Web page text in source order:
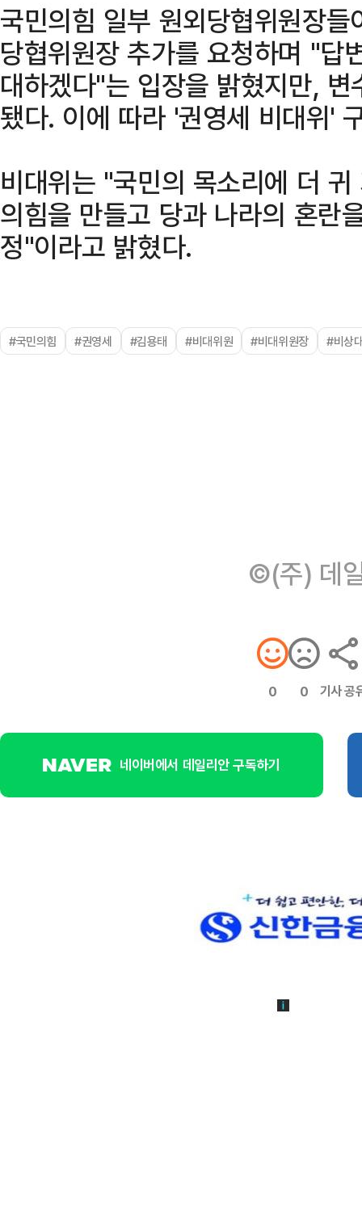
국민의힘 일부 원외당협위원장
당협위원장 추가를 요청하며 "답
대하겠다"는 입장을 밝혔지만,
됐다. 이에 따라 '권영세 비대위'
비대위는 "국민의 목소리에 더
의힘을 만들고 당과 나라의 혼란
정"이라고 밝혔다.
#국민의힘 #권영세 #김용태 #비대위원 #비대위원장 #비상
©(주) 데
0 0 기사 공
네이버에서 데일리안 구독하기